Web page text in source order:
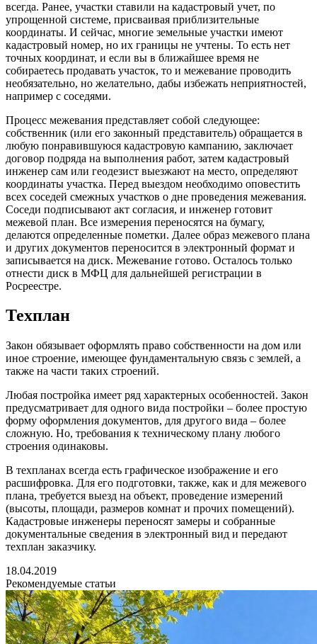
всегда. Ранее, участки ставили на кадастровый учет, по
упрощенной системе, присваивая приблизительные
координаты. И сейчас, многие земельные участки имеют
кадастровый номер, но их границы не учтены. То есть нет
точных координат, и если вы в ближайшее время не
собираетесь продавать участок, то и межевание проводить
необязательно, но желательно, дабы избежать неприятностей,
например с соседями.
Процесс межевания представляет собой следующее:
собственник (или его законный представитель) обращается в
любую понравившуюся кадастровую кампанию, заключает
договор подряда на выполнения работ, затем кадастровый
инженер сам или геодезист выезжают на место, определяют
координаты участка. Перед выездом необходимо оповестить
всех соседей смежных участков о дне проведения межевания.
Соседи подписывают акт согласия, и инженер готовит
межевой план. Все измерения переносятся на бумагу,
делаются определенные пометки. Далее образ межевого плана
и других документов переносится в электронный формат и
записывается на диск. Межевание готово. Осталось только
отнести диск в МФЦ для дальнейшей регистрации в
Росреестре.
Техплан
Закон обязывает оформлять право собственности на дом или
иное строение, имеющее фундаментальную связь с землей, а
также на части таких строений.
Любая постройка имеет ряд характерных особенностей. Закон
предусматривает для одного вида постройки – более простую
форму оформления документов, для другого вида – более
сложную. Но, требования к техническому плану любого
строения одинаковы.
В техпланах всегда есть графическое изображение и его
расшифровка. Для его подготовки, также, как и для межевого
плана, требуется выезд на объект, проведение измерений
(высоты, площади, размеров комнат и прочих помещений).
Кадастровые инженеры переносят замеры и собранные
документальные сведения в электронный вид и передают
техплан заказчику.
18.04.2019
Рекомендуемые статьи